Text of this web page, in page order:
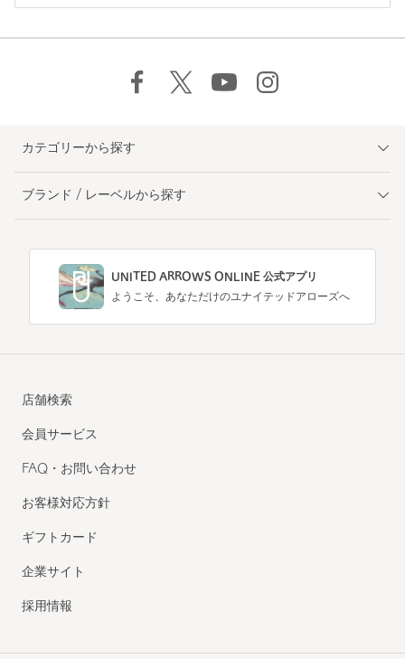
カテゴリーから探す
ブランド / レーベルから探す
UNITED ARROWS ONLINE 公式アプリ
ようこそ、あなただけのユナイテッドアローズへ
店舗検索
会員サービス
FAQ・お問い合わせ
お客様対応方針
ギフトカード
企業サイト
採用情報